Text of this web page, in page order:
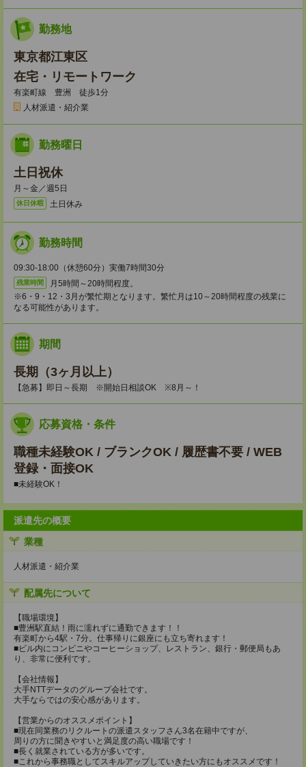
勤務地
東京都江東区
在宅・リモートワーク
有楽町線 豊洲 徒歩1分
人材派遣・紹介業
勤務曜日
土日祝休
月～金／週5日
休日休暇 土日休み
勤務時間
09:30-18:00（休憩60分）実働7時間30分
残業時間
月5時間～20時間程度。
※6・9・12・3月が繁忙期となります。繁忙月は10～20時間程度の残業に
なる可能性があります。
期間
長期（3ヶ月以上）
【急募】即日～長期 ※開始日相談OK ※8月～！
応募資格・条件
職種未経験OK / ブランクOK / 履歴書不要 / WEB
登録・面接OK
■未経験OK！
派遣先の概要
業種
人材派遣・紹介業
配属先について
【職場環境】
■豊洲駅直結！雨に濡れずに通勤できます！！
有楽町から4駅・7分。仕事帰りに銀座にも立ち寄れます！
■ビル内にコンビニやコーヒーショップ、レストラン、銀行・郵便局もあ
り、非常に便利です。
【会社情報】
大手NTTデータのグループ会社です。
大手ならではの安心感があります。
【営業からのオススメポイント】
■現在同業務のリクルートの派遣スタッフさん3名在籍中ですが、
周りの方に聞きやすいと満足度の高い職場です！
■長く就業されている方が多いです。
■これから事務職としてスキルアップしていきたい方にもオススメです！